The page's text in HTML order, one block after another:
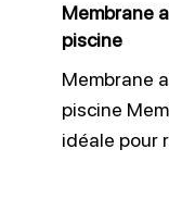
Membrane
piscine
Membrane
piscine
idéale pour